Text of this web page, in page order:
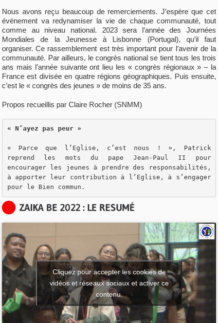
Nous avons reçu beaucoup de remerciements. J’espère que cet
événement va redynamiser la vie de chaque communauté, tout
comme au niveau national. 2023 sera l’année des Journées
Mondiales de la Jeunesse à Lisbonne (Portugal), qu’il faut
organiser. Ce rassemblement est très important pour l’avenir de la
communauté. Par ailleurs, le congrès national se tient tous les trois
ans mais l’année suivante ont lieu les « congrès régionaux » – la
France est divisée en quatre régions géographiques. Puis ensuite,
c’est le « congrès des jeunes » de moins de 35 ans.
Propos recueillis par Claire Rocher (SNMM)
« N’ayez pas peur »
« Parce que l’Eglise, c’est nous ! », Patrick
reprend les mots du pape Jean-Paul II pour
encourager les jeunes à prendre des responsabilités,
à apporter leur contribution à l’Eglise, à s’engager
pour le Bien commun.
ZAIKA BE 2022 : LE RESUMÉ
Cliquez pour accepter les cookies de
vidéos et réseaux sociaux et activer ce
contenu.